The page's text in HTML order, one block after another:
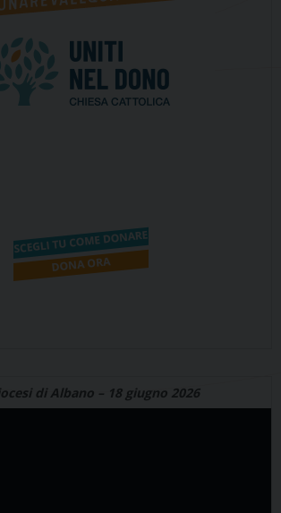
di Albano – 18 giugno 2026